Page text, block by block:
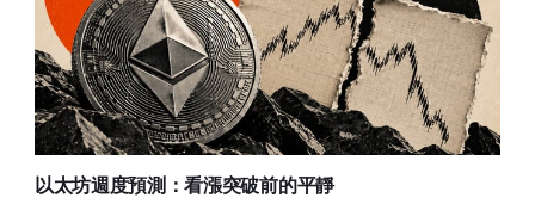
以太坊週度預測：看漲突破前的平靜